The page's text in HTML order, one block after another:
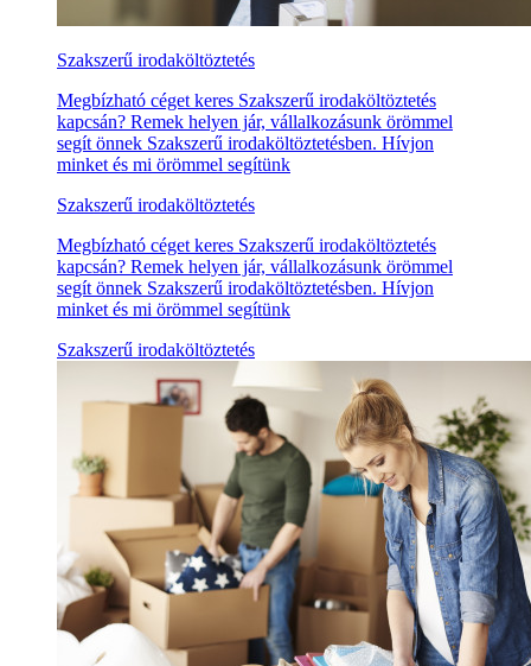
Szakszerű irodaköltöztetés
Megbízható céget keres Szakszerű irodaköltöztetés
kapcsán? Remek helyen jár, vállalkozásunk örömmel
segít önnek Szakszerű irodaköltöztetésben. Hívjon
minket és mi örömmel segítünk
Szakszerű irodaköltöztetés
Megbízható céget keres Szakszerű irodaköltöztetés
kapcsán? Remek helyen jár, vállalkozásunk örömmel
segít önnek Szakszerű irodaköltöztetésben. Hívjon
minket és mi örömmel segítünk
Szakszerű irodaköltöztetés